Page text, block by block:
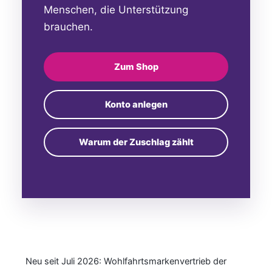
Menschen, die Unterstützung
brauchen.
Zum Shop
Konto anlegen
Warum der Zuschlag zählt
Neu seit Juli 2026: Wohlfahrtsmarkenvertrieb der